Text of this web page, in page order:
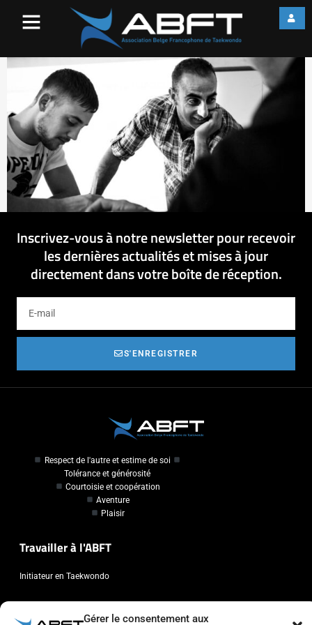
Gérer le consentement aux
Inscrivez-vous à notre newsletter pour recevoir
les dernières actualités et mises à jour
directement dans votre boîte de réception.
S'ENREGISTRER
Respect de l'autre et estime de soi
Tolérance et générosité
Courtoisie et coopération
Aventure
Plaisir
Travailler à l'ABFT
Initiateur en Taekwondo